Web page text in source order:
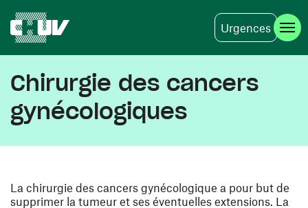
Urgences
Chirurgie des cancers
gynécologiques
La chirurgie des cancers gynécologique a pour but de
supprimer la tumeur et ses éventuelles extensions . La